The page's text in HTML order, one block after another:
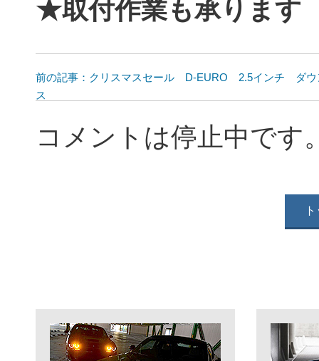
★取付作業も承ります
前の記事：クリスマスセール D-EURO 2.5インチ ダウ
ス
コメントは停止中です